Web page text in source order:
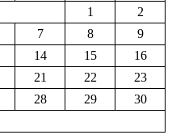
1
2
7 8
9
14 15
16
21 22
23
28 29
30